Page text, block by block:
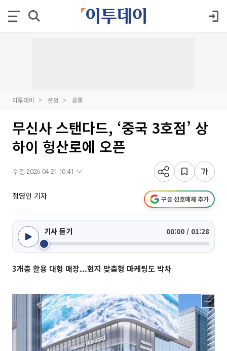
이투데이 산업 유통
무신사 스탠다드, ‘중국 3호점’ 상
하이 헝산로에 오픈
수정 2026-04-21 10:41
정영인 기자 구글 선호매체 추가
기사 듣기 00:00 / 01:28
3개층 활용 대형 매장...현지 맞춤형 마케팅도 박차